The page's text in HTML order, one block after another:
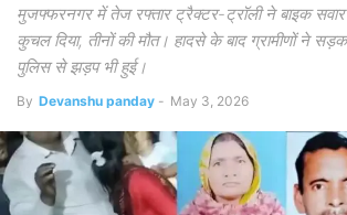
मुजफ्फरनगर में तेज रफ्तार ट्रैक्टर-ट्रॉली ने बाइक सवार
कुचल दिया, तीनों की मौत। हादसे के बाद ग्रामीणों ने
पुलिस से झड़प भी हुई।
By Devanshu panday - May 3, 2026